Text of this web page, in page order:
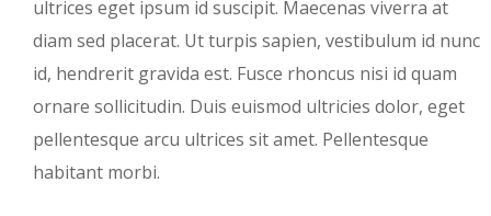
ultrices eget ipsum id suscipit. Maecenas viverra at
diam sed placerat. Ut turpis sapien, vestibulum id nunc
id, hendrerit gravida est. Fusce rhoncus nisi id quam
ornare sollicitudin. Duis euismod ultricies dolor, eget
pellentesque arcu ultrices sit amet. Pellentesque
habitant morbi.